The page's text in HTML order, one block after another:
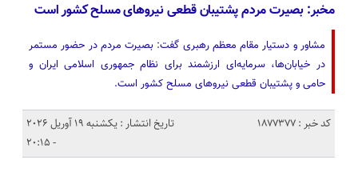
مخبر: بصیرت مردم پشتیبان قطعی نیروهای مسلح کشور است
مشاور و دستیار مقام معظم رهبری گفت: بصیرت مردم در حضور مستمر
در خیابان‌ها، سرمایه‌ای ارزشمند برای نظام جمهوری اسلامی ایران و
حامی و پشتیبان قطعی نیروهای مسلح کشور است.
کد خبر : 1877377
تاریخ انتشار : یکشنبه 19 آوریل 2026
- 20:15